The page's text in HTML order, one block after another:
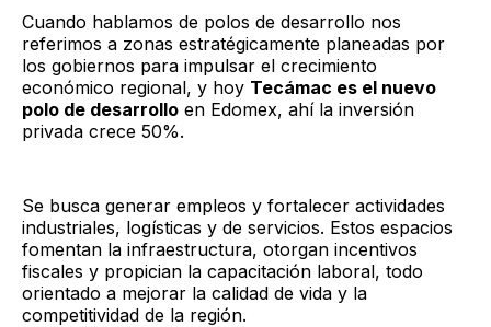
Cuando hablamos de polos de desarrollo nos
referimos a zonas estratégicamente planeadas por
los gobiernos para impulsar el crecimiento
económico regional, y hoy Tecámac es el nuevo
polo de desarrollo en Edomex, ahí la inversión
privada crece 50%.
Se busca generar empleos y fortalecer actividades
industriales, logísticas y de servicios. Estos espacios
fomentan la infraestructura, otorgan incentivos
fiscales y propician la capacitación laboral, todo
orientado a mejorar la calidad de vida y la
competitividad de la región.